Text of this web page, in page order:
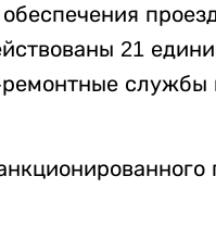
21
службы